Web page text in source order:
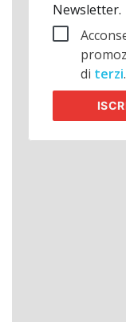
Newsletter.
di terzi.